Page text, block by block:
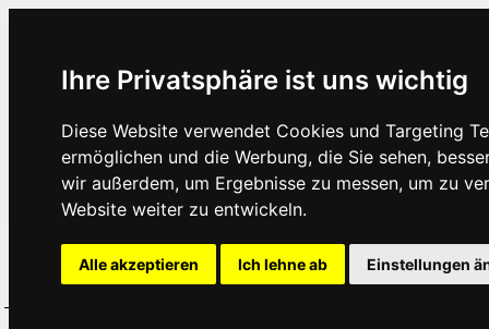
Ihre Privatsphäre ist uns wichtig
Diese Website verwendet Cookies und Targeting
ermöglichen und die Werbung, die Sie sehen,
wir außerdem, um Ergebnisse zu messen, um zu
Website weiter zu entwickeln.
Alle akzeptieren Ich lehne ab Einstellungen